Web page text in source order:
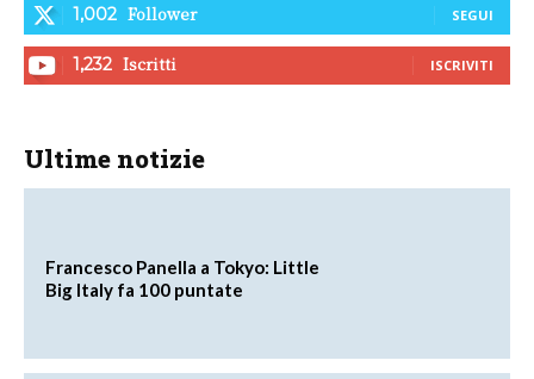
1,002 Follower SEGUI
1,232 Iscritti ISCRIVITI
Ultime notizie
Francesco Panella a Tokyo: Little
Big Italy fa 100 puntate